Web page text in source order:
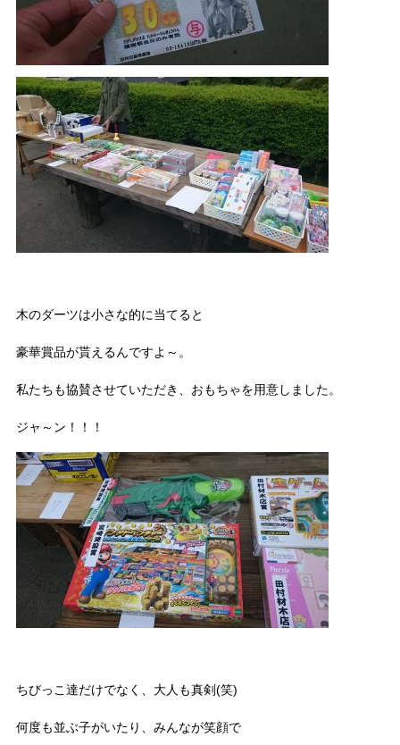
木のダーツは小さな的に当てると
豪華賞品が貰えるんですよ～。
私たちも協賛させていただき、おもちゃを用意しました。
ジャ～ン！！！
ちびっこ達だけでなく、大人も真剣(笑)
何度も並ぶ子がいたり、みんなが笑顔で